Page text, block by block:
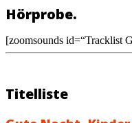
Hörprobe.
[zoomsounds id=“Tracklist
Titelliste